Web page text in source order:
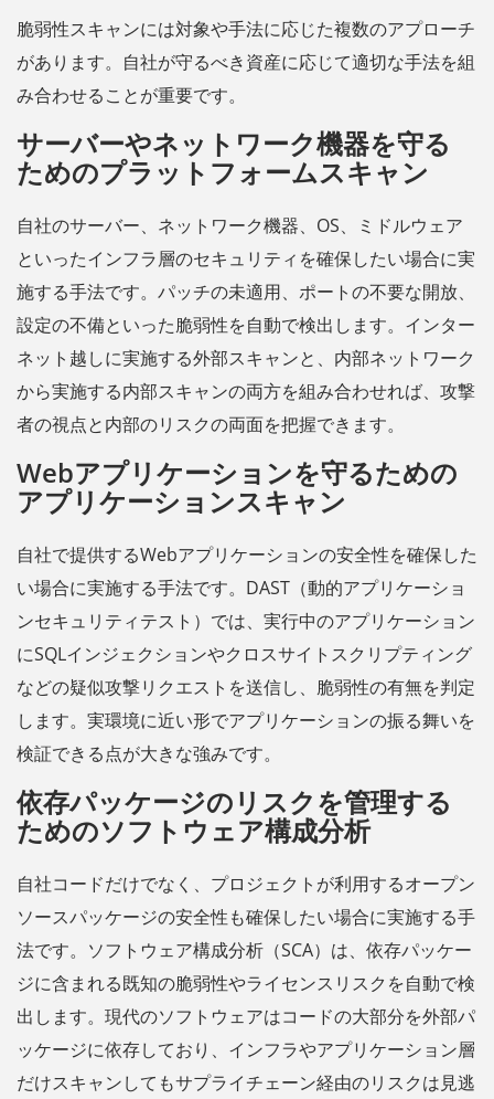
脆弱性スキャンには対象や手法に応じた複数のアプローチ
があります。自社が守るべき資産に応じて適切な手法を組
み合わせることが重要です。
サーバーやネットワーク機器を守る
ためのプラットフォームスキャン
自社のサーバー、ネットワーク機器、OS、ミドルウェア
といったインフラ層のセキュリティを確保したい場合に実
施する手法です。パッチの未適用、ポートの不要な開放、
設定の不備といった脆弱性を自動で検出します。インター
ネット越しに実施する外部スキャンと、内部ネットワーク
から実施する内部スキャンの両方を組み合わせれば、攻撃
者の視点と内部のリスクの両面を把握できます。
Webアプリケーションを守るための
アプリケーションスキャン
自社で提供するWebアプリケーションの安全性を確保した
い場合に実施する手法です。DAST（動的アプリケーショ
ンセキュリティテスト）では、実行中のアプリケーション
にSQLインジェクションやクロスサイトスクリプティング
などの疑似攻撃リクエストを送信し、脆弱性の有無を判定
します。実環境に近い形でアプリケーションの振る舞いを
検証できる点が大きな強みです。
依存パッケージのリスクを管理する
ためのソフトウェア構成分析
自社コードだけでなく、プロジェクトが利用するオープン
ソースパッケージの安全性も確保したい場合に実施する手
法です。ソフトウェア構成分析（SCA）は、依存パッケー
ジに含まれる既知の脆弱性やライセンスリスクを自動で検
出します。現代のソフトウェアはコードの大部分を外部パ
ッケージに依存しており、インフラやアプリケーション層
だけスキャンしてもサプライチェーン経由のリスクは見逃